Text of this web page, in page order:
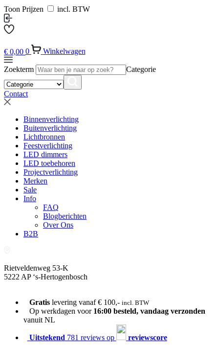
Toon Prijzen incl. BTW
€ 0,00 0 Winkelwagen
Zoekterm Categorie
Contact
Binnenverlichting
Buitenverlichting
Lichtbronnen
Feestverlichting
LED dimmers
LED toebehoren
Projectverlichting
Merken
Sale
Info
FAQ
Blogberichten
Over Ons
B2B
Rietveldenweg 53-K
5222 AP ‘s-Hertogenbosch
Gratislevering vanaf € 100,- incl. BTW
Op werkdagen voor 16:00 besteld, vandaag verzonden
vanuit NL
Uitstekend 781 reviews op reviewscore